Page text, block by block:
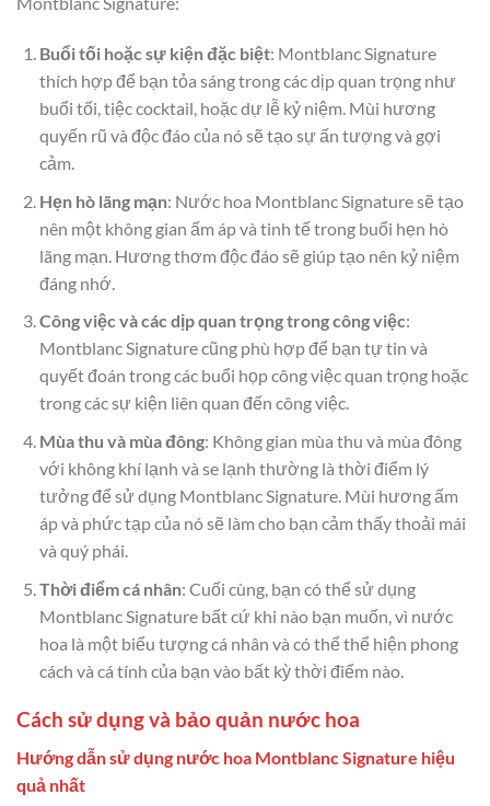
Buổi tối hoặc sự kiện đặc biệt: Montblanc Signature
thích hợp để bạn tỏa sáng trong các dịp quan trọng như
buổi tối, tiệc cocktail, hoặc dự lễ kỷ niệm. Mùi hương
quyến rũ và độc đáo của nó sẽ tạo sự ấn tượng và gợi
cảm.
Hẹn hò lãng mạn: Nước hoa Montblanc Signature sẽ tạo
nên một không gian ấm áp và tinh tế trong buổi hẹn hò
lãng mạn. Hương thơm độc đáo sẽ giúp tạo nên kỷ niệm
đáng nhớ.
Công việc và các dịp quan trọng trong công việc:
Montblanc Signature cũng phù hợp để bạn tự tin và
quyết đoán trong các buổi họp công việc quan trọng hoặc
trong các sự kiện liên quan đến công việc.
Mùa thu và mùa đông: Không gian mùa thu và mùa đông
với không khí lạnh và se lạnh thường là thời điểm lý
tưởng để sử dụng Montblanc Signature. Mùi hương ấm
áp và phức tạp của nó sẽ làm cho bạn cảm thấy thoải mái
và quý phái.
Thời điểm cá nhân: Cuối cùng, bạn có thể sử dụng
Montblanc Signature bất cứ khi nào bạn muốn, vì nước
hoa là một biểu tượng cá nhân và có thể thể hiện phong
cách và cá tính của bạn vào bất kỳ thời điểm nào.
Cách sử dụng và bảo quản nước hoa
Hướng dẫn sử dụng nước hoa Montblanc Signature hiệu
quả nhất